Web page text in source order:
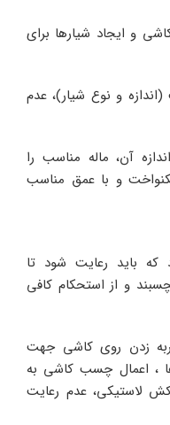
و ایجاد شیارها برای
(اندازه و نوع شیار)، عدم
آن، ماله مناسب را
و با عمق مناسب
باید رعایت شود تا
و از استحکام کافی
زدن روی کاشی جهت
اعمال چسب کاشی به
لاستیکی، عدم رعایت